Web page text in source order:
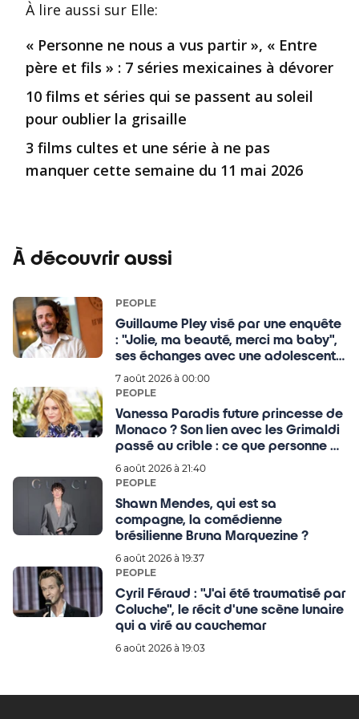
À lire aussi sur Elle:
« Personne ne nous a vus partir », « Entre
père et fils » : 7 séries mexicaines à dévorer
10 films et séries qui se passent au soleil
pour oublier la grisaille
3 films cultes et une série à ne pas
manquer cette semaine du 11 mai 2026
À découvrir aussi
PEOPLE
Guillaume Pley visé par une enquête
: "Jolie, ma beauté, merci ma baby",
ses échanges avec une adolescente
de 16 ans refont surface
7 août 2026 à 00:00
PEOPLE
Vanessa Paradis future princesse de
Monaco ? Son lien avec les Grimaldi
passé au crible : ce que personne ou
presque n'avait imaginé
6 août 2026 à 21:40
PEOPLE
Shawn Mendes, qui est sa
compagne, la comédienne
brésilienne Bruna Marquezine ?
6 août 2026 à 19:37
PEOPLE
Cyril Féraud : "J'ai été traumatisé par
Coluche", le récit d'une scène lunaire
qui a viré au cauchemar
6 août 2026 à 19:03